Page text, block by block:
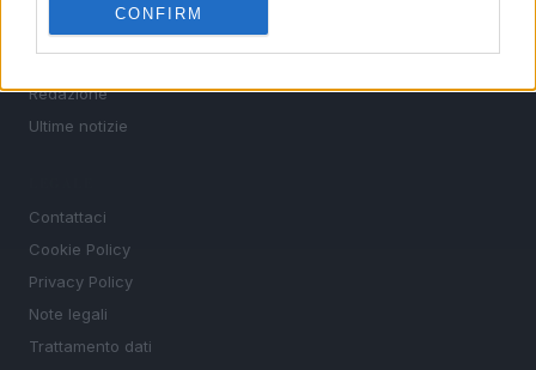
CONFIRM
Redazione
Ultime notizie
Contattaci
Cookie Policy
Privacy Policy
Note legali
Trattamento dati